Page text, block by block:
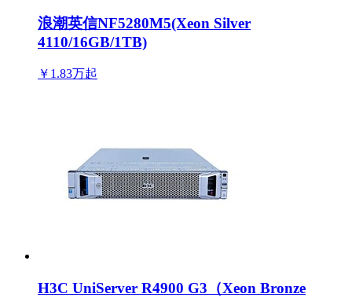
浪潮英信NF5280M5(Xeon Silver
4110/16GB/1TB)
￥1.83万起
H3C UniServer R4900 G3（Xeon Bronze